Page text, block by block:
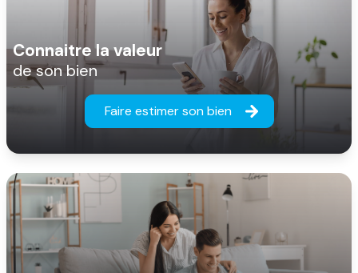
Connaitre la valeur
de son bien
Faire estimer son bien